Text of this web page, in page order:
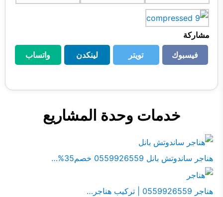
مشاركة
فيسبوك
فيسبوك
تويتر
تويتر
لينكدن
لينكدن
واتساب
واتساب
خدمات وحدة المشاريع
هناجر ساندوتش بانل 0559926559 خصم35%…
هناجر 0559926559 | تركيب هناجر…